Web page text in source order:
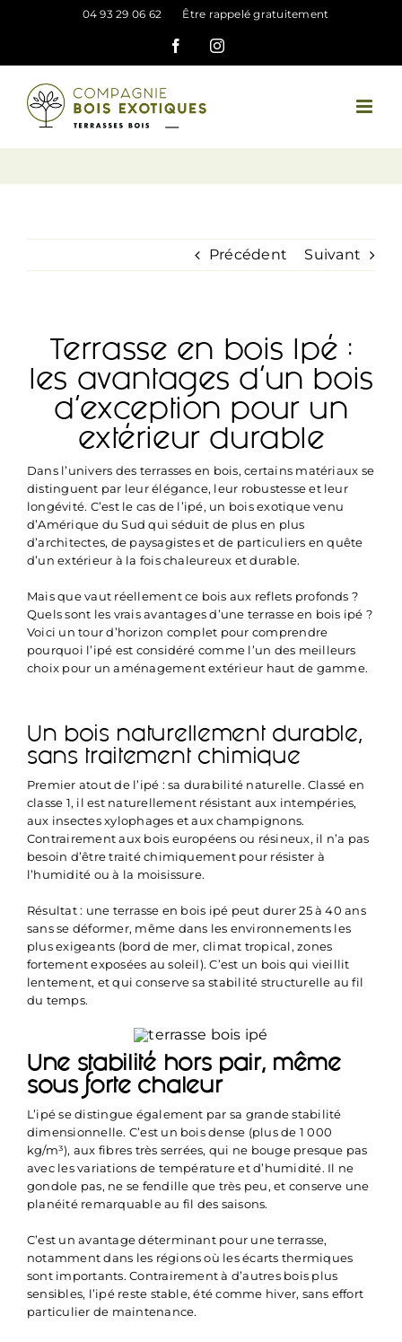
04 93 29 06 62 Être rappelé gratuitement
FacebookInstagram
Précédent Suivant
Terrasse en bois Ipé :
les avantages d’un bois
d’exception pour un
extérieur durable
Dans l’univers des terrasses en bois, certains matériaux se
distinguent par leur élégance, leur robustesse et leur
longévité. C’est le cas de l’ipé, un bois exotique venu
d’Amérique du Sud qui séduit de plus en plus
d’architectes, de paysagistes et de particuliers en quête
d’un extérieur à la fois chaleureux et durable.
Mais que vaut réellement ce bois aux reflets profonds ?
Quels sont les vrais avantages d’une terrasse en bois ipé ?
Voici un tour d’horizon complet pour comprendre
pourquoi l’ipé est considéré comme l’un des meilleurs
choix pour un aménagement extérieur haut de gamme.
Un bois naturellement durable,
sans traitement chimique
Premier atout de l’ipé : sa durabilité naturelle. Classé en
classe 1, il est naturellement résistant aux intempéries,
aux insectes xylophages et aux champignons.
Contrairement aux bois européens ou résineux, il n’a pas
besoin d’être traité chimiquement pour résister à
l’humidité ou à la moisissure.
Résultat : une terrasse en bois ipé peut durer 25 à 40 ans
sans se déformer, même dans les environnements les
plus exigeants (bord de mer, climat tropical, zones
fortement exposées au soleil). C’est un bois qui vieillit
lentement, et qui conserve sa stabilité structurelle au fil
du temps.
Une stabilité hors pair, même
sous forte chaleur
L’ipé se distingue également par sa grande stabilité
dimensionnelle. C’est un bois dense (plus de 1 000
kg/m³), aux fibres très serrées, qui ne bouge presque pas
avec les variations de température et d’humidité. Il ne
gondole pas, ne se fendille que très peu, et conserve une
planéité remarquable au fil des saisons.
C’est un avantage déterminant pour une terrasse,
notamment dans les régions où les écarts thermiques
sont importants. Contrairement à d’autres bois plus
sensibles, l’ipé reste stable, été comme hiver, sans effort
particulier de maintenance.